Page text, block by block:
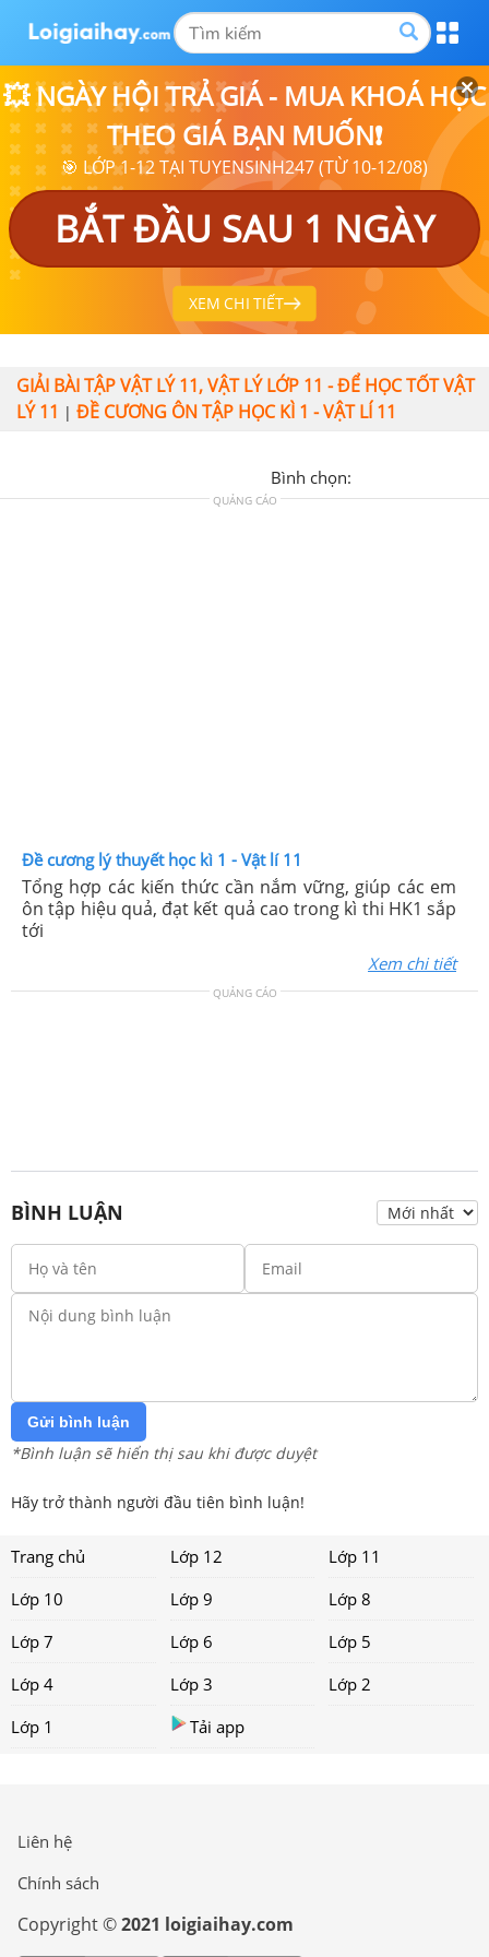
💥 NGÀY HỘI TRẢ GIÁ - MUA KHOÁ HỌC
THEO GIÁ BẠN MUỐN❗
🎯 LỚP 1-12 TẠI TUYENSINH247 (TỪ 10-12/08)
BẮT ĐẦU SAU 1 NGÀY
XEM CHI TIẾT
GIẢI BÀI TẬP VẬT LÝ 11, VẬT LÝ LỚP 11 - ĐỂ HỌC TỐT VẬT
LÝ 11 | ĐỀ CƯƠNG ÔN TẬP HỌC KÌ 1 - VẬT LÍ 11
Bình chọn:
QUẢNG CÁO
Đề cương lý thuyết học kì 1 - Vật lí 11
Tổng hợp các kiến thức cần nắm vững, giúp các em
ôn tập hiệu quả, đạt kết quả cao trong kì thi HK1 sắp
tới
Xem chi tiết
QUẢNG CÁO
BÌNH LUẬN
Gửi bình luận
*Bình luận sẽ hiển thị sau khi được duyệt
Hãy trở thành người đầu tiên bình luận!
Trang chủ Lớp 12
Lớp 11
Lớp 10
Lớp 9
Lớp 8
Lớp 7
Lớp 6
Lớp 5
Lớp 4
Lớp 3
Lớp 2
Lớp 1
Tải app
Liên hệ
Chính sách
Copyright ©2021 loigiaihay.com